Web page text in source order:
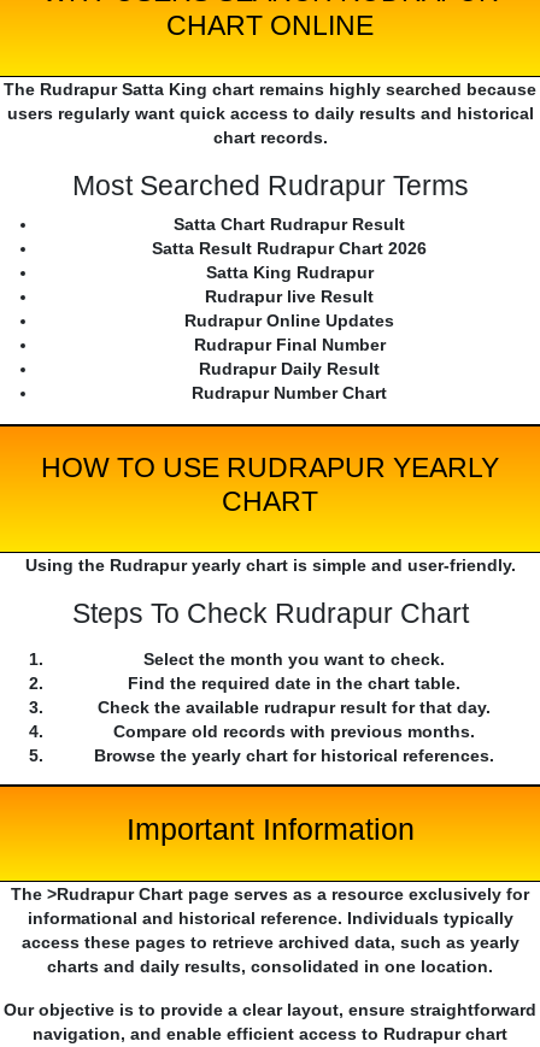
CHART ONLINE
The Rudrapur Satta King chart remains highly searched because
users regularly want quick access to daily results and historical
chart records.
Most Searched Rudrapur Terms
Satta Chart Rudrapur Result
Satta Result Rudrapur Chart 2026
Satta King Rudrapur
Rudrapur live Result
Rudrapur Online Updates
Rudrapur Final Number
Rudrapur Daily Result
Rudrapur Number Chart
HOW TO USE RUDRAPUR YEARLY
CHART
Using the Rudrapur yearly chart is simple and user-friendly.
Steps To Check Rudrapur Chart
Select the month you want to check.
Find the required date in the chart table.
Check the available rudrapur result for that day.
Compare old records with previous months.
Browse the yearly chart for historical references.
Important Information
The >Rudrapur Chart page serves as a resource exclusively for
informational and historical reference. Individuals typically
access these pages to retrieve archived data, such as yearly
charts and daily results, consolidated in one location.
Our objective is to provide a clear layout, ensure straightforward
navigation, and enable efficient access to Rudrapur chart